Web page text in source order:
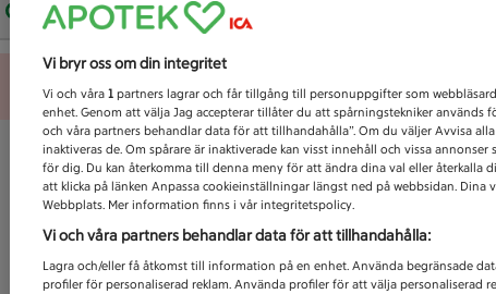
Vad letar du efter idag?
Vi bryr oss om din integritet
Vi och våra 1 partners lagrar och får tillgång till personuppgifter som
enhet. Genom att välja Jag accepterar tillåter du att spårningstekniker används
och våra partners behandlar data för att tillhandahålla”. Om du väljer Avvisa
inaktiveras de. Om spårare är inaktiverade kan visst innehåll och vissa
för dig. Du kan återkomma till denna meny för att ändra dina val eller återkalla
att klicka på länken Anpassa cookieinställningar längst ned på webbsidan. Dina
Webbplats. Mer information finns i vår integritetspolicy.
Vi och våra partners behandlar data för att tillhandahålla:
Lagra och/eller få åtkomst till information på en enhet. Använda begränsade
profiler för personaliserad reklam. Använda profiler för att välja personaliserad